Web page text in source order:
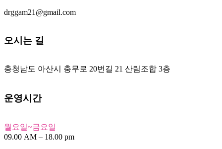
drggam21@gmail.com
오시는 길
충청남도 아산시 충무로 20번길 21 산림조합 3층
운영시간
월요일~금요일
09.00 AM – 18.00 pm